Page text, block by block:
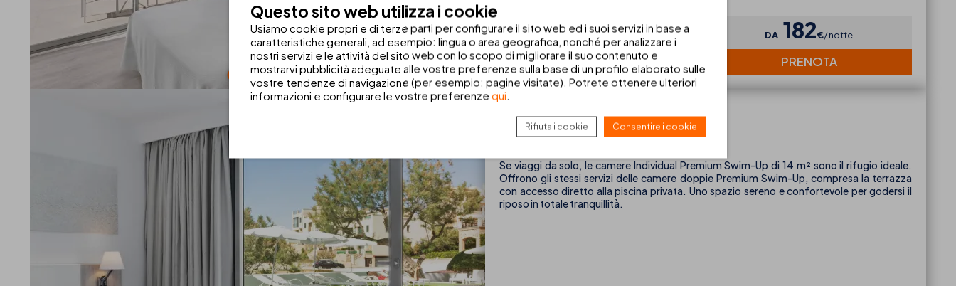
INFO TUTTI I SERVIZI
DA 182€ notte
PRENOTA
1 persona1 adulti max.
Se viaggi da solo, le camere Individual Premium Swim-Up di 14 m² sono il rifugio ideale.
Offrono gli stessi servizi delle camere doppie Premium Swim-Up, compresa la terrazza
con accesso diretto alla piscina privata. Uno spazio sereno e confortevole per godersi il
riposo in totale tranquillità.
Questo sito web utilizza i cookie
Usiamo cookie propri e di terze parti per configurare il sito web ed i suoi servizi in base a
caratteristiche generali, ad esempio: lingua o area geografica, nonché per analizzare i
nostri servizi e le attività del sito web con lo scopo di migliorare il suo contenuto e
mostrarvi pubblicità adeguate alle vostre preferenze sulla base di un profilo elaborato sulle
vostre tendenze di navigazione (per esempio: pagine visitate). Potrete ottenere ulteriori
informazioni e configurare le vostre preferenze qui
Rifiuta i cookie Consentire i cookie